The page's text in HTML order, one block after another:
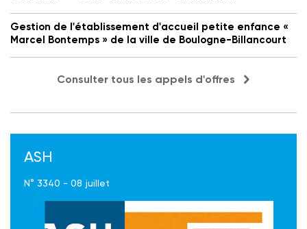
Gestion de l'établissement d'accueil petite enfance «
Marcel Bontemps » de la ville de Boulogne-Billancourt
Consulter tous les appels d'offres
ASH
N° 3340 - 08 juillet